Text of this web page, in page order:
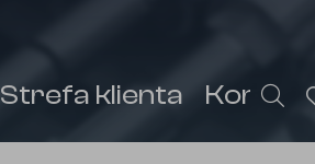
Strefa klienta Kontakt